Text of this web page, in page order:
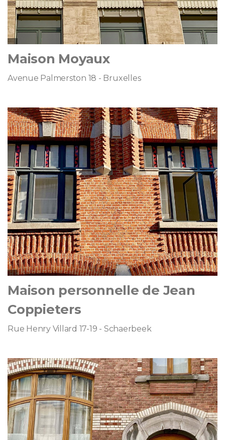
Maison Moyaux
Avenue Palmerston 18 - Bruxelles
Maison personnelle de Jean
Coppieters
Rue Henry Villard 17-19 - Schaerbeek